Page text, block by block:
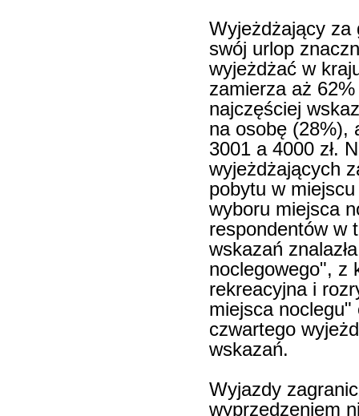
Wyjeżdżający za
swój urlop
wyjeżdżać w
zamierza aż
najczęściej
na osobę (28%),
3001 a 4000 zł.
wyjeżdżających
pobytu w
wyboru miejsca
respondentów w
wskazań
noclegowego", z
rekreacyjna i
miejsca noclegu"
czwartego
wskazań.
Wyjazdy
wyprzedzeniem